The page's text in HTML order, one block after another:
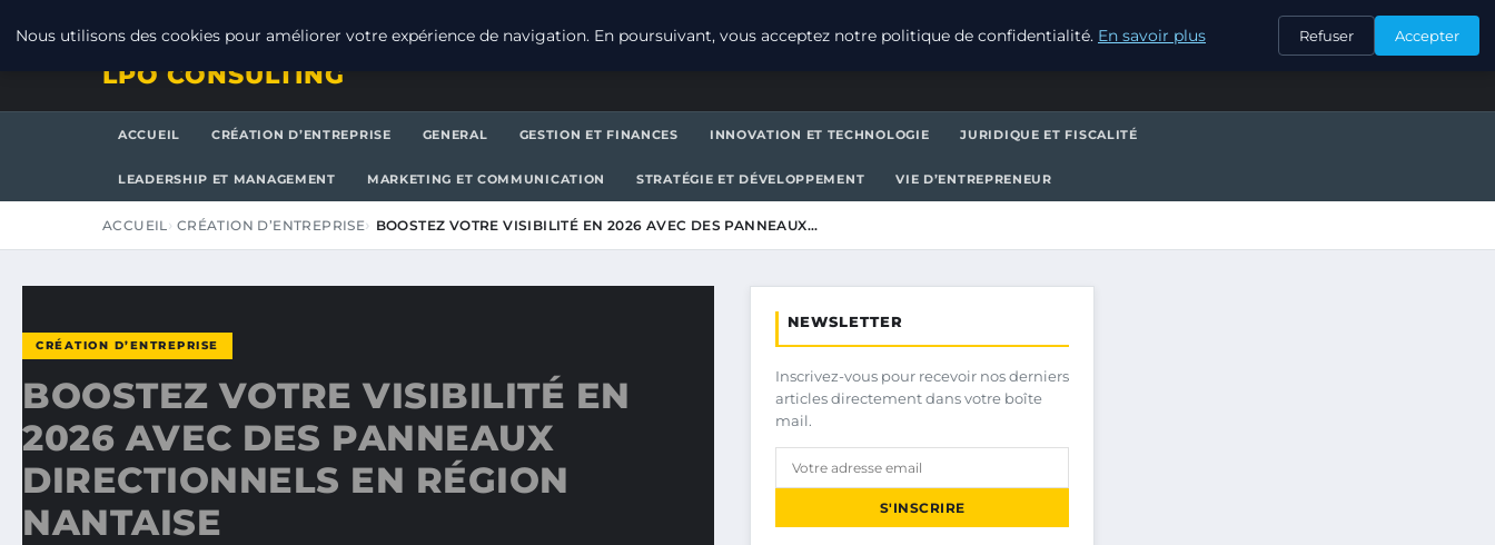
CONTACT
LPO CONSULTING
ACCUEIL CRÉATION D’ENTREPRISE GENERAL GESTION ET FINANCES INNOVATION ET TECHNOLOGIE JURIDIQUE ET FISCALITÉ
LEADERSHIP ET MANAGEMENT MARKETING ET COMMUNICATION STRATÉGIE ET DÉVELOPPEMENT VIE D’ENTREPRENEUR
ACCUEIL CRÉATION D’ENTREPRISE BOOSTEZ VOTRE VISIBILITÉ EN 2026 AVEC DES PANNEAUX…
CRÉATION D’ENTREPRISE
BOOSTEZ VOTRE VISIBILITÉ EN
2026 AVEC DES PANNEAUX
DIRECTIONNELS EN RÉGION
NANTAISE
NEWSLETTER
Inscrivez-vous pour recevoir nos derniers
articles directement dans votre boîte
mail.
S'INSCRIRE
Nous utilisons des cookies pour améliorer votre expérience de navigation. En poursuivant, vous acceptez notre politique de confidentialité. En savoir plus Refuser Accepter